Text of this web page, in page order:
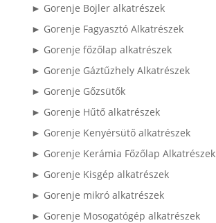
► Gorenje Bojler alkatrészek
► Gorenje Fagyasztó Alkatrészek
► Gorenje főzőlap alkatrészek
► Gorenje Gáztűzhely Alkatrészek
► Gorenje Gőzsütők
► Gorenje Hűtő alkatrészek
► Gorenje Kenyérsütő alkatrészek
► Gorenje Kerámia Főzőlap Alkatrészek
► Gorenje Kisgép alkatrészek
► Gorenje mikró alkatrészek
► Gorenje Mosogatógép alkatrészek